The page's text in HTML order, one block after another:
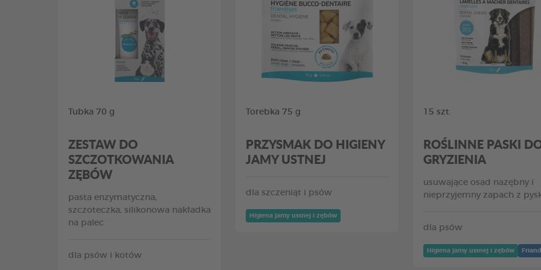
Tubka 70 g
ZESTAW DO
SZCZOTKOWANIA
ZĘBÓW
pasta enzymatyczna,
szczoteczka, silikonowa nakładka
na palec
dla psów i kotów
Torebka 75 g
PRZYSMAK DO HIGIENY
JAMY USTNEJ
dla szczeniąt i psów
Higiena jamy ustnej i zębów
15 szt.
ROŚLINNE PASKI
GRYZIENIA
usuwające osad nazębny i
nieprzyjemny zapach z
dla psów
Higiena jamy ustnej i zębów